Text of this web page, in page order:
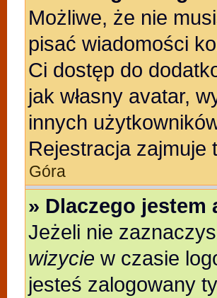
Możliwe, że nie
pisać wiadomości
Ci dostęp do
jak własny avatar,
innych
Rejestracja zajmuje
Góra
» Dlaczego
Jeżeli nie
wizycie w czasie
jesteś zalogowany